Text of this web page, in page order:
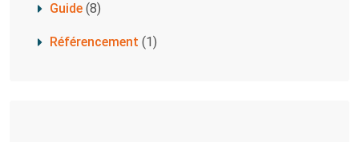
Guide (8)
Référencement (1)